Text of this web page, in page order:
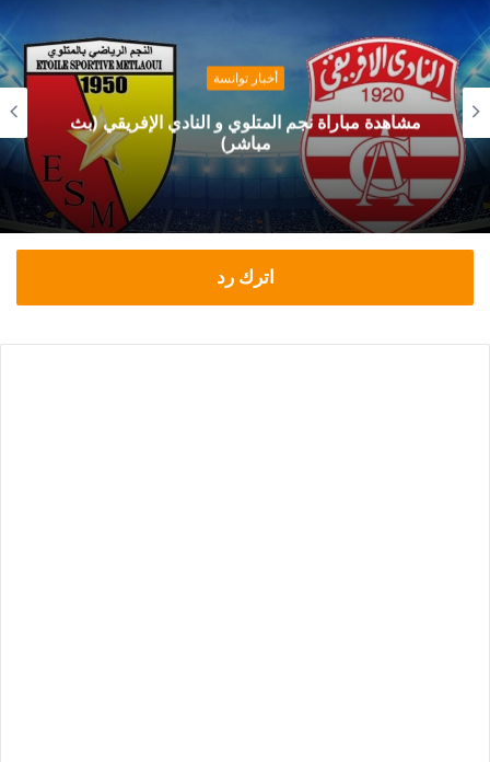
أخبار توانسة
مشاهدة مباراة نجم المتلوي و النادي الإفريقي (بث
مباشر)
اترك رد